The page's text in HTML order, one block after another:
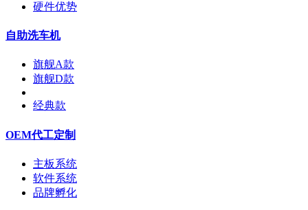
硬件优势
自助洗车机
旗舰A款
旗舰D款
经典款
OEM代工定制
主板系统
软件系统
品牌孵化